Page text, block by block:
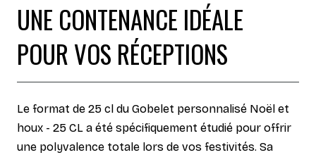
UNE CONTENANCE IDÉALE
POUR VOS RÉCEPTIONS
Le format de 25 cl du Gobelet personnalisé Noël et
houx - 25 CL a été spécifiquement étudié pour offrir
une polyvalence totale lors de vos festivités. Sa